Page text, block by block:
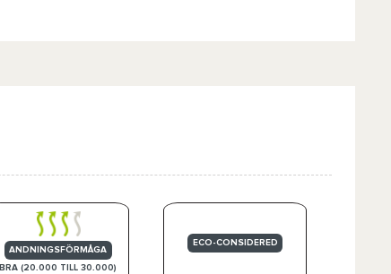
ANDNINGSFÖRMÅGA
BRA (20.000 TILL 30.000)
ECO-CONSIDERED